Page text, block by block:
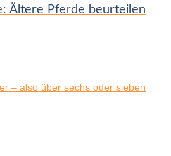
Ältere Pferde beurteilen
– also über sechs oder sieben